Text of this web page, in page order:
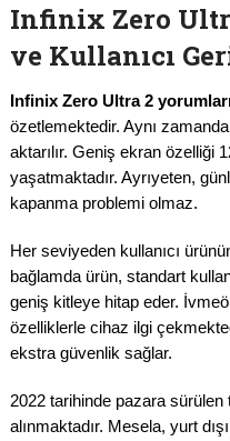
Infinix Zero
ve Kullanıcı
Infinix Zero Ultra 2
özetlemektedir. Aynı
aktarılır. Geniş ekran özelliği
yaşatmaktadır. Ayrıyeten,
kapanma problemi olmaz.
Her seviyeden kullanıcı
bağlamda ürün, standart
geniş kitleye hitap eder.
özelliklerle cihaz ilgi
ekstra güvenlik sağlar.
2022 tarihinde pazara sürülen
alınmaktadır. Mesela, yurt